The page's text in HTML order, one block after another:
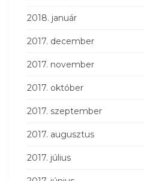
2018. január
2017. december
2017. november
2017. október
2017. szeptember
2017. augusztus
2017. július